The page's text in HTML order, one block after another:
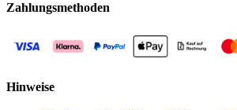
Zahlungsmethoden
Hinweise